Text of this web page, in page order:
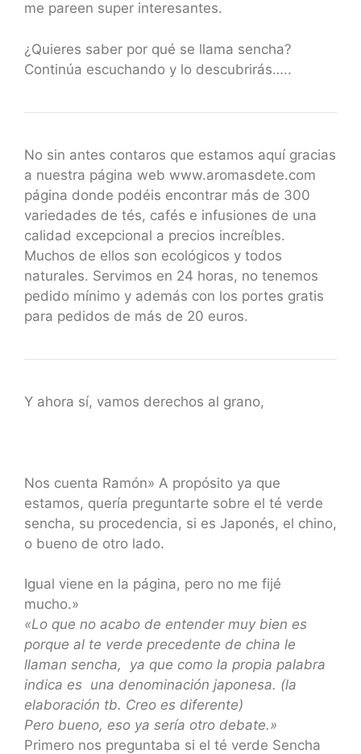
me pareen super interesantes.
¿Quieres saber por qué se llama sencha?
Continúa escuchando y lo descubrirás…..
No sin antes contaros que estamos aquí gracias
a nuestra página web www.aromasdete.com
página donde podéis encontrar más de 300
variedades de tés, cafés e infusiones de una
calidad excepcional a precios increíbles.
Muchos de ellos son ecológicos y todos
naturales. Servimos en 24 horas, no tenemos
pedido mínimo y además con los portes gratis
para pedidos de más de 20 euros.
Y ahora sí, vamos derechos al grano,
Nos cuenta Ramón» A propósito ya que
estamos, quería preguntarte sobre el té verde
sencha, su procedencia, si es Japonés, el chino,
o bueno de otro lado.
Igual viene en la página, pero no me fijé
mucho.»
«Lo que no acabo de entender muy bien es
porque al te verde precedente de china le
llaman sencha, ya que como la propia palabra
indica es una denominación japonesa. (la
elaboración tb. Creo es diferente)
Pero bueno, eso ya sería otro debate.»
Primero nos preguntaba si el té verde Sencha